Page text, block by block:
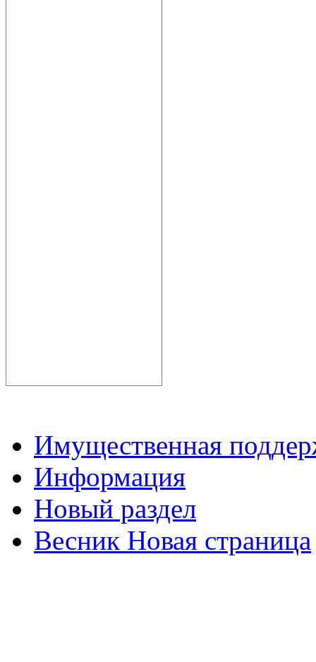
Имущественная
Информация
Новый раздел
Весник Новая страница